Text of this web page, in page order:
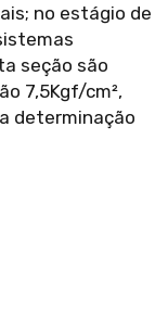
no estágio de
seção são
7,5Kgf/cm²,
determinação